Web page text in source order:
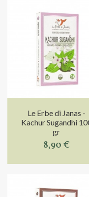
Le Erbe di Janas -
Kachur Sugandhi
gr
8,90 €